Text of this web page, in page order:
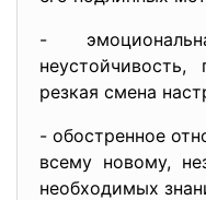
-
неустойчивость,
резкая смена
- обостренное
всему новому,
необходимых